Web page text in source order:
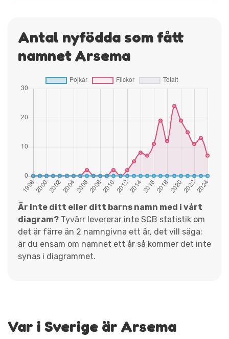
Antal nyfödda som fått
namnet Arsema
Är inte ditt eller ditt barns namn med i vårt
diagram? Tyvärr levererar inte SCB statistik om
det är färre än 2 namngivna ett år, det vill säga;
är du ensam om namnet ett år så kommer det inte
synas i diagrammet.
Var i Sverige är Arsema